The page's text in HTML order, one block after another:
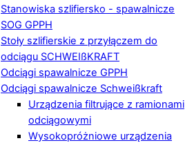
Stanowiska szlifiersko - spawalnicze
SOG GPPH
Stoły szlifierskie z przyłączem do
odciągu SCHWEIßKRAFT
Odciągi spawalnicze GPPH
Odciągi spawalnicze Schweißkraft
Urządzenia filtrujące z ramionami
odciągowymi
Wysokopróżniowe urządzenia